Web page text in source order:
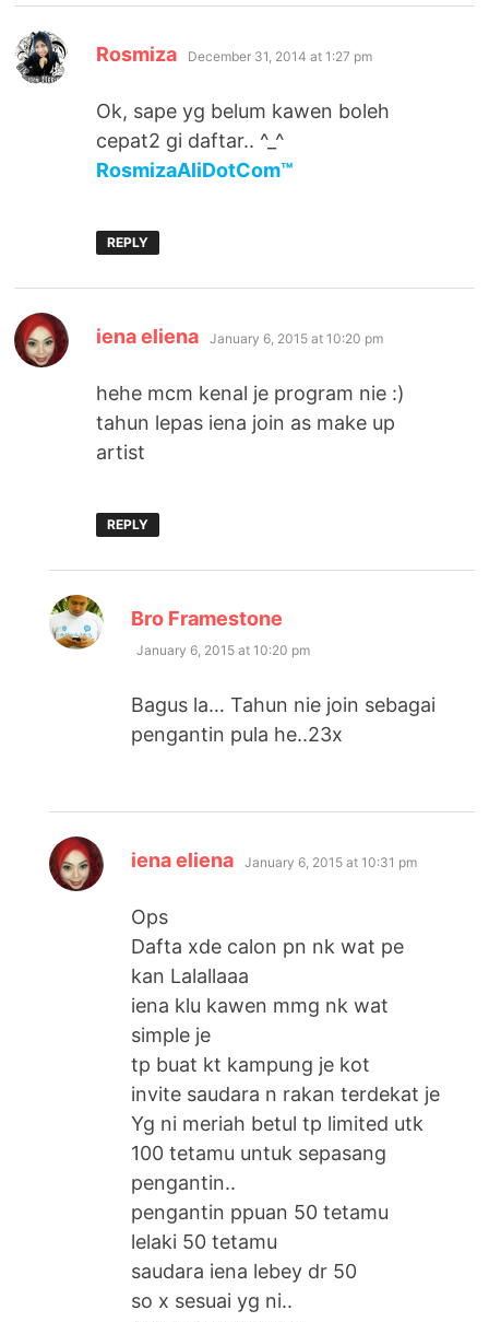
Rosmiza says:
December 31, 2014 at 1:27 pm
Ok, sape yg belum kawen boleh
cepat2 gi daftar.. ^_^
RosmizaAliDotCom™
REPLY
iena eliena says:
January 6, 2015 at 10:20 pm
hehe mcm kenal je program nie :)
tahun lepas iena join as make up
artist
REPLY
Bro Framestone
January 6, 2015 at 10:20 pm
Bagus la… Tahun nie join sebagai
pengantin pula he..23x
iena eliena says:
January 6, 2015 at 10:31 pm
Ops
Dafta xde calon pn nk wat pe
kan Lalallaaa
iena klu kawen mmg nk wat
simple je
tp buat kt kampung je kot
invite saudara n rakan terdekat je
Yg ni meriah betul tp limited utk
100 tetamu untuk sepasang
pengantin..
pengantin ppuan 50 tetamu
lelaki 50 tetamu
saudara iena lebey dr 50
so x sesuai yg ni..